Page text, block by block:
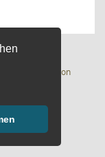
Session(Wird in